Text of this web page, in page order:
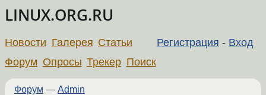
LINUX.ORG.RU
Регистрация - Вход
Новости Галерея Статьи
Форум Опросы Трекер Поиск
Форум — Admin